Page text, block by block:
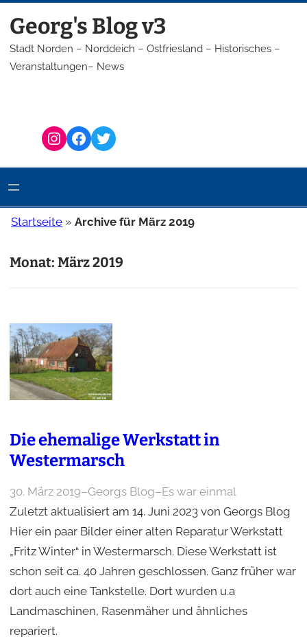
Inhalt
springen
Georg's Blog v3
Stadt Norden – Norddeich – Ostfriesland – Historisches –
Veranstaltungen– News
Instagram Facebook Twitter
Startseite »Archive für März 2019
Monat: März 2019
Die ehemalige Werkstatt in
Westermarsch
30. März 2019–Georgs Blog–Es war einmal
Zuletzt aktualisiert am 14. Juni 2023 von Georgs Blog
Hier ein paar Bilder einer alten Reparatur Werkstatt
„Fritz Winter“ in Westermarsch. Diese Werkstatt ist
schon seit ca. 40 Jahren geschlossen. Ganz früher war
dort auch eine Tankstelle. Dort wurden u.a
Landmaschinen, Rasenmäher und ähnliches
repariert.